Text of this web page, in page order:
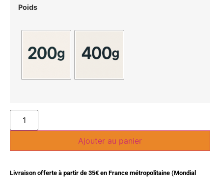
Poids
Ajouter au panier
Livraison offerte à partir de 35€ en France métropolitaine (Mondial